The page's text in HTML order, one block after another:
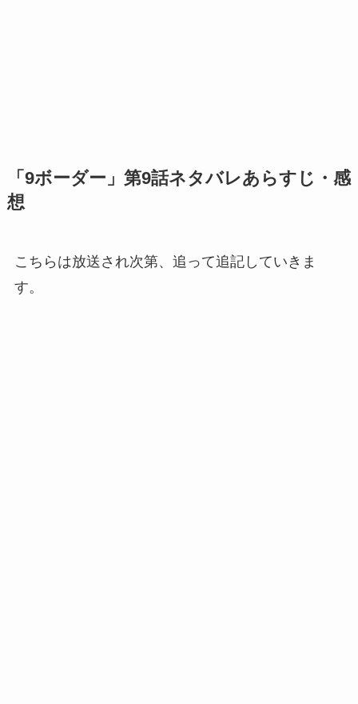
「9ボーダー」第9話ネタバレあらすじ・感
想
こちらは放送され次第、追って追記していきま
す。